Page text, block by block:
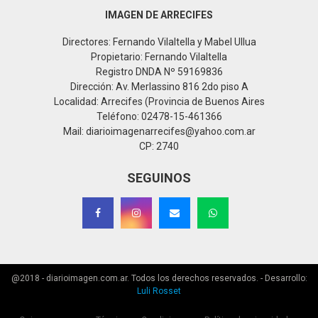
IMAGEN DE ARRECIFES
Directores: Fernando Vilaltella y Mabel Ullua
Propietario: Fernando Vilaltella
Registro DNDA Nº 59169836
Dirección: Av. Merlassino 816 2do piso A
Localidad: Arrecifes (Provincia de Buenos Aires
Teléfono: 02478-15-461366
Mail: diarioimagenarrecifes@yahoo.com.ar
CP: 2740
SEGUINOS
@2018 - diarioimagen.com.ar. Todos los derechos reservados. - Desarrollo:
Luli Rosset